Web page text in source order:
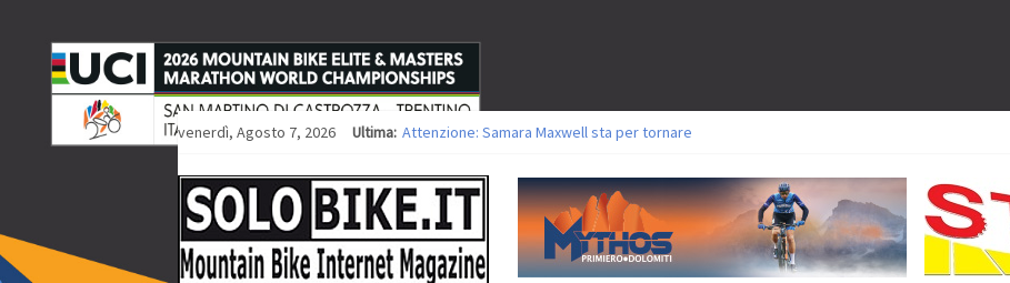
venerdì, Agosto 7, 2026 Ultima: Attenzione: Samara Maxwell sta per tornare
Europei XCO: vittorie per Ghibaudo, Grossmann e Gallis. Signorelli 5^ la migliore tra gli italiani
35ª Marathon Bike della Brianza: l’ultima sfida agonistica di una leggendaria storia
Europei MTB: il Team Relay firma il secondo argento azzurro a Monteceneri